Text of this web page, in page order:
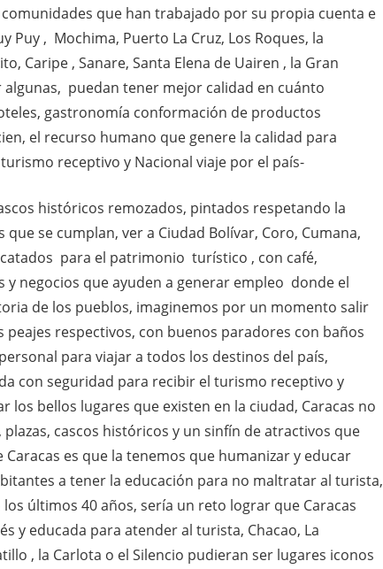
que han trabajado por su propia cuenta e
Puy , Mochima, Puerto La Cruz, Los Roques, la
Caripe , Sanare, Santa Elena de Uairen , la Gran
puedan tener mejor calidad en cuánto
gastronomía conformación de productos
el recurso humano que genere la calidad para
receptivo y Nacional viaje por el país-
históricos remozados, pintados respetando la
se cumplan, ver a Ciudad Bolívar, Coro, Cumana,
para el patrimonio turístico , con café,
y negocios que ayuden a generar empleo donde el
de los pueblos, imaginemos por un momento salir
respectivos, con buenos paradores con baños
para viajar a todos los destinos del país,
con seguridad para recibir el turismo receptivo y
los bellos lugares que existen en la ciudad, Caracas no
cascos históricos y un sinfín de atractivos que
es que la tenemos que humanizar y educar
a tener la educación para no maltratar al turista,
últimos 40 años, sería un reto lograr que Caracas
y educada para atender al turista, Chacao, La
, la Carlota o el Silencio pudieran ser lugares iconos